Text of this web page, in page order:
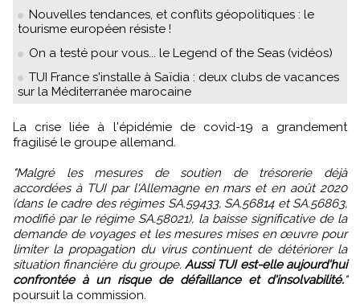
Nouvelles tendances, et conflits géopolitiques : le
tourisme européen résiste !
On a testé pour vous... le Legend of the Seas (vidéos)
TUI France s'installe à Saïdia : deux clubs de vacances
sur la Méditerranée marocaine
La crise liée à l'épidémie de covid-19 a grandement
fragilisé le groupe allemand.
"Malgré les mesures de soutien de trésorerie déjà
accordées à TUI par l'Allemagne en mars et en août 2020
(dans le cadre des régimes SA.59433, SA.56814 et SA.56863,
modifié par le régime SA.58021), la baisse significative de la
demande de voyages et les mesures mises en œuvre pour
limiter la propagation du virus continuent de détériorer la
situation financière du groupe.Aussi TUI est-elle aujourd'hui
confrontée à un risque de défaillance et d'insolvabilité."
poursuit la commission.